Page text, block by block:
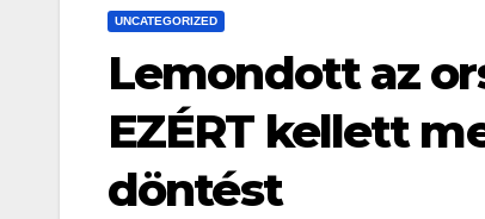
UNCATEGORIZED
Lemondott az
EZÉRT kellett
döntést